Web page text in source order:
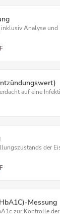
Analyse
auf eine
der
Messung
zur Kontrolle